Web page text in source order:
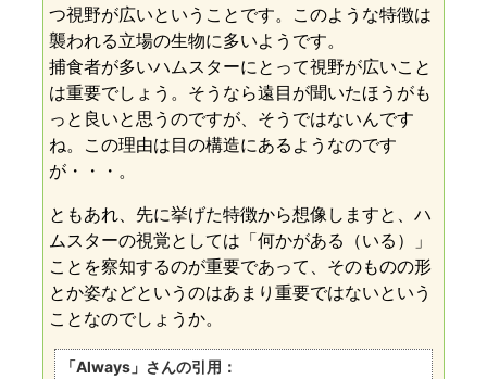
つ視野が広いということです。このような特徴は
襲われる立場の生物に多いようです。
捕食者が多いハムスターにとって視野が広いこと
は重要でしょう。そうなら遠目が聞いたほうがも
っと良いと思うのですが、そうではないんです
ね。この理由は目の構造にあるようなのです
が・・・。
ともあれ、先に挙げた特徴から想像しますと、ハ
ムスターの視覚としては「何かがある（いる）」
ことを察知するのが重要であって、そのものの形
とか姿などというのはあまり重要ではないという
ことなのでしょうか。
「Always」さんの引用：